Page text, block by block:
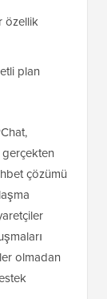
özellik
plan
çözümü
olmadan